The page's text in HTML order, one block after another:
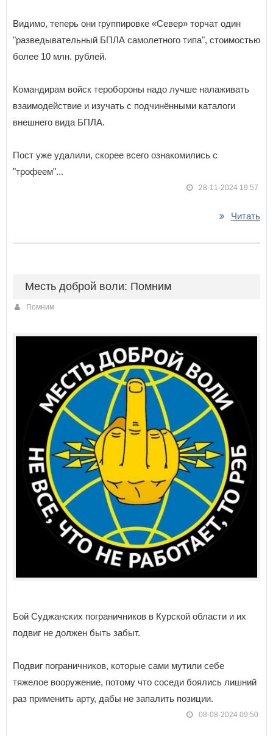
Видимо, теперь они группировке «Север» торчат один
"разведывательный БПЛА самолетного типа", стоимостью
более 10 млн. рублей.
Командирам войск теробороны надо лучше налаживать
взаимодействие и изучать с подчинёнными каталоги
внешнего вида БПЛА.
Пост уже удалили, скорее всего ознакомились с
"трофеем"...
28-11-2024 19:57
Читать
Месть доброй воли: Помним
Помним
Бой Суджанских пограничников в Курской области и их
подвиг не должен быть забыт.
Подвиг пограничников, которые сами мутили себе
тяжелое вооружение, потому что соседи боялись лишний
раз применить арту, дабы не запалить позиции.
08-08-2024 09:50